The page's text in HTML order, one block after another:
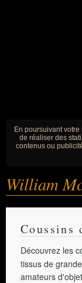
En poursuivant
de réaliser des
contenus ou
William
Coussins
Découvrez les
tissus de
amateurs